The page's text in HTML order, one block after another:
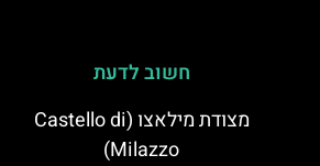
חשוב לדעת
מצודת מילאצו (Castello di
Milazzo)